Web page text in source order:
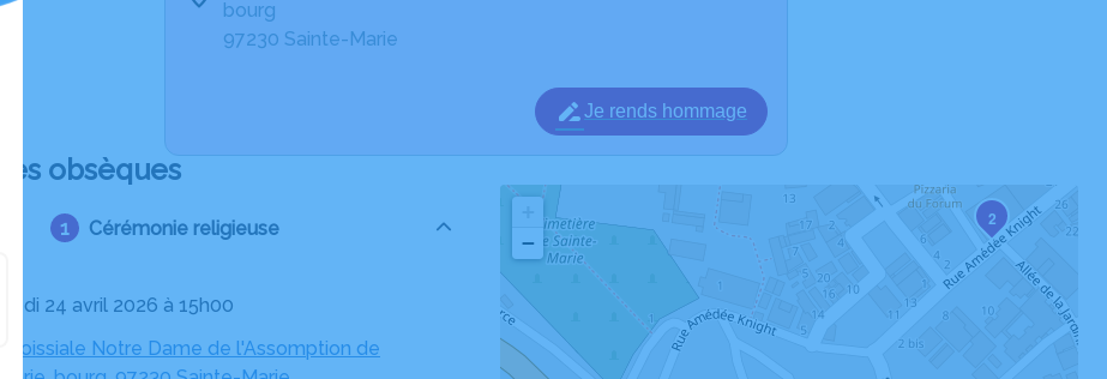
bourg
97230 Sainte-Marie
Je rends hommage
obsèques
Cérémonie religieuse
24 avril 2026 à 15h00
Notre Dame de l'Assomption de
2
−